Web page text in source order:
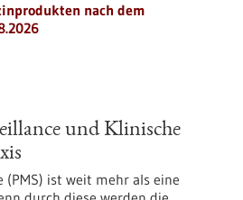
nach dem
und Klinische
(PMS) ist weit mehr als eine